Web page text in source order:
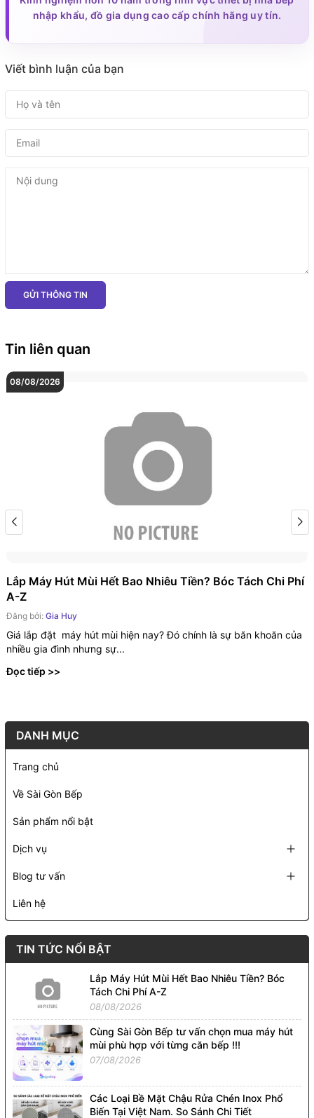
nhập khẩu, đồ gia dụng cao cấp chính hãng uy tín.
Viết bình luận của bạn
GỬI THÔNG TIN
Tin liên quan
08/08/2026
Lắp Máy Hút Mùi Hết Bao Nhiêu Tiền? Bóc Tách Chi Phí
A-Z
Đăng bởi: Gia Huy
Giá lắp đặt máy hút mùi hiện nay? Đó chính là sự băn khoăn của
nhiều gia đình nhưng sự...
Đọc tiếp >>
DANH MỤC
Trang chủ
Về Sài Gòn Bếp
Sản phẩm nổi bật
Dịch vụ
Blog tư vấn
Liên hệ
TIN TỨC NỔI BẬT
Lắp Máy Hút Mùi Hết Bao Nhiêu Tiền? Bóc
Tách Chi Phí A-Z
08/08/2026
Cùng Sài Gòn Bếp tư vấn chọn mua máy hút
mùi phù hợp với từng căn bếp !!!
07/08/2026
Các Loại Bề Mặt Chậu Rửa Chén Inox Phổ
Biến Tại Việt Nam. So Sánh Chi Tiết